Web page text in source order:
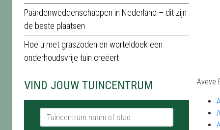
Paardenweddenschappen in Nederland – dit zijn
de beste plaatsen
Hoe u met graszoden en worteldoek een
onderhoudsvrije tuin creëert
VIND JOUW TUINCENTRUM
Tuincentrum naam of stad
Aveve